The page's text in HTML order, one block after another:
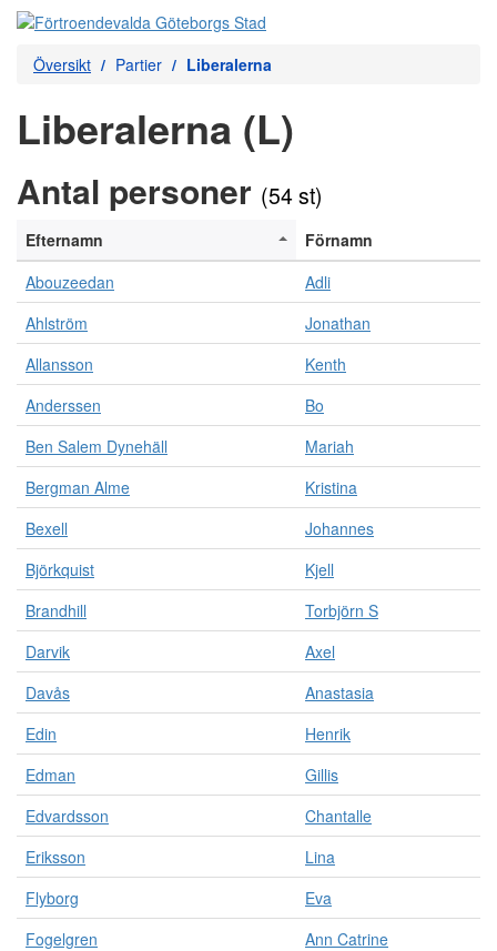
Översikt Partier Liberalerna
Liberalerna (L)
Antal personer (54 st)
Efternamn
Förnamn
Abouzeedan
Adli
Ahlström
Jonathan
Allansson
Kenth
Anderssen
Bo
Ben Salem Dynehäll
Mariah
Bergman Alme
Kristina
Bexell
Johannes
Björkquist
Kjell
Brandhill
Torbjörn S
Darvik
Axel
Davås
Anastasia
Edin
Henrik
Edman
Gillis
Edvardsson
Chantalle
Eriksson
Lina
Flyborg
Eva
Fogelgren
Ann Catrine